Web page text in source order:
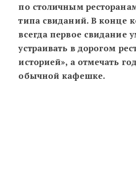
по столичным
типа свиданий. В конце
всегда первое свидание
устраивать в дорогом
историей», а отмечать
обычной кафешке.